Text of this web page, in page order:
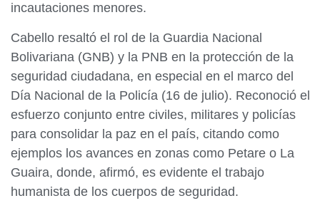
incautaciones menores.
Cabello resaltó el rol de la Guardia Nacional
Bolivariana (GNB) y la PNB en la protección de la
seguridad ciudadana, en especial en el marco del
Día Nacional de la Policía (16 de julio). Reconoció el
esfuerzo conjunto entre civiles, militares y policías
para consolidar la paz en el país, citando como
ejemplos los avances en zonas como Petare o La
Guaira, donde, afirmó, es evidente el trabajo
humanista de los cuerpos de seguridad.